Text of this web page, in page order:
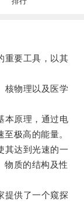
要工具，以其
物理以及医学
原理，通过电
极高的能量。
达到光速的一
物质的结构及性
供了一个窥探